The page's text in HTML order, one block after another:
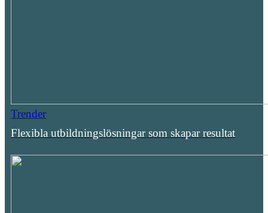
Trender
Flexibla utbildningslösningar som skapar resultat